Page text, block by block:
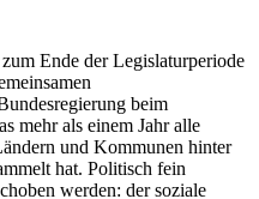
Ende der Legislaturperiode
beim
mehr als einem Jahr alle
und Kommunen hinter
hat. Politisch fein
werden: der soziale